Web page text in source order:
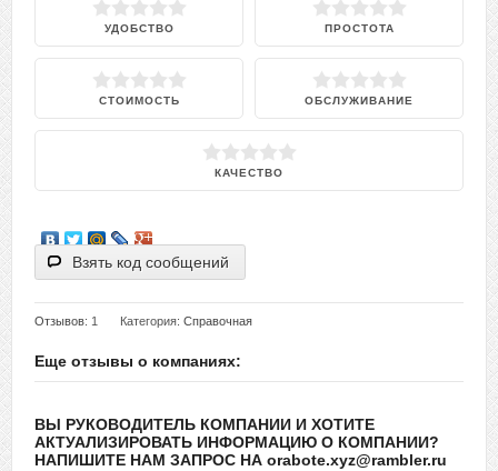
УДОБСТВО ПРОСТОТА
СТОИМОСТЬ ОБСЛУЖИВАНИЕ
КАЧЕСТВО
Взять код сообщений
Отзывов: 1 Категория: Справочная
Еще отзывы о компаниях:
ВЫ РУКОВОДИТЕЛЬ КОМПАНИИ И ХОТИТЕ
АКТУАЛИЗИРОВАТЬ ИНФОРМАЦИЮ О КОМПАНИИ?
НАПИШИТЕ НАМ ЗАПРОС НА orabote.xyz@rambler.ru